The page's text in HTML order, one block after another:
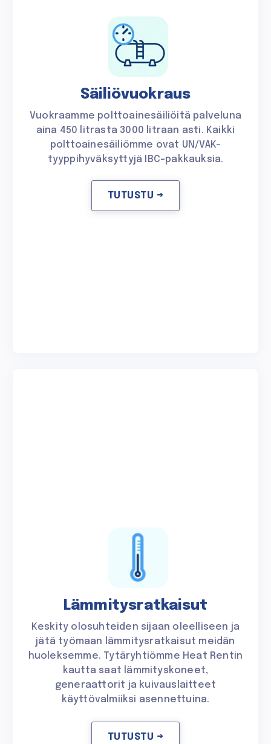
Säiliövuokraus
Vuokraamme polttoainesäiliöitä palveluna
aina 450 litrasta 3000 litraan asti. Kaikki
polttoainesäiliömme ovat UN/VAK-
tyyppihyväksyttyjä IBC-pakkauksia.
TUTUSTU →
Lämmitysratkaisut
Keskity olosuhteiden sijaan oleelliseen ja
jätä työmaan lämmitysratkaisut meidän
huoleksemme. Tytäryhtiömme Heat Rentin
kautta saat lämmityskoneet,
generaattorit ja kuivauslaitteet
käyttövalmiiksi asennettuina.
TUTUSTU →